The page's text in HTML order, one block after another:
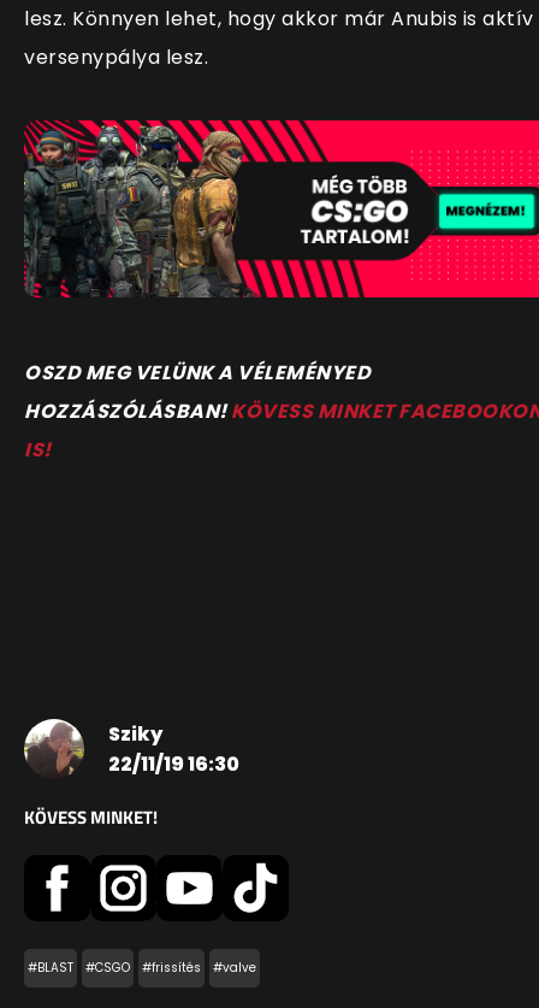
lesz. Könnyen lehet, hogy akkor már Anubis is aktív
versenypálya lesz.
OSZD MEG VELÜNK A VÉLEMÉNYED
HOZZÁSZÓLÁSBAN!KÖVESS MINKET
IS!
Sziky
22/11/19 16:30
KÖVESS MINKET!
#BLAST #CSGO #frissítés #valve